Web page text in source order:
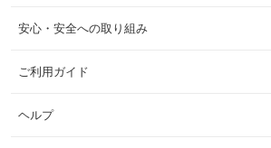
安心・安全への取り組み
ご利用ガイド
ヘルプ